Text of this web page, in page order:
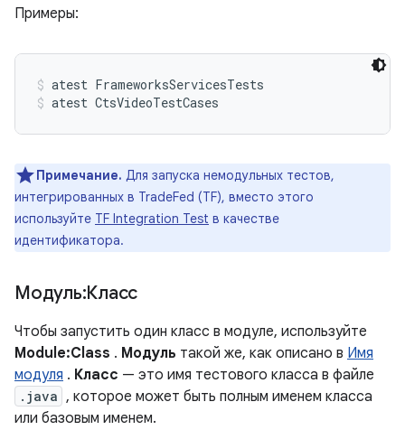
Примеры:
atest FrameworksServicesTests
atest CtsVideoTestCases
Примечание. Для запуска немодульных тестов,
интегрированных в TradeFed (TF), вместо этого
используйте TF Integration Test в качестве
идентификатора.
Модуль:Класс
Чтобы запустить один класс в модуле, используйте
Module:Class . Модуль такой же, как описано в Имя
модуля . Класс — это имя тестового класса в файле
.java , которое может быть полным именем класса
или базовым именем.